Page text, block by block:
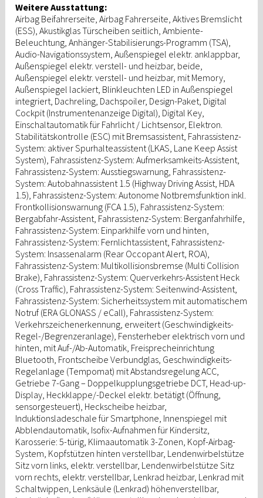
Weitere Ausstattung:
Airbag Beifahrerseite, Airbag Fahrerseite, Aktives Bremslicht
(ESS), Akustikglas Türscheiben seitlich, Ambiente-
Beleuchtung, Anhänger-Stabilisierungs-Programm (TSA),
Audio-Navigationssystem, Außenspiegel elektr. anklappbar,
Außenspiegel elektr. verstell- und heizbar, beide,
Außenspiegel elektr. verstell- und heizbar, mit Memory,
Außenspiegel lackiert, Blinkleuchten LED in Außenspiegel
integriert, Dachreling, Dachspoiler, Design-Paket, Digital
Cockpit (Instrumentenanzeige Digital), Digital Key,
Einschaltautomatik für Fahrlicht / Lichtsensor, Elektron.
Stabilitätskontrolle (ESC) mit Bremsassistent, Fahrassistenz-
System: aktiver Spurhalteassistent (LKAS, Lane Keep Assist
System), Fahrassistenz-System: Aufmerksamkeits-Assistent,
Fahrassistenz-System: Ausstiegswarnung, Fahrassistenz-
System: Autobahnassistent 1.5 (Highway Driving Assist, HDA
1.5), Fahrassistenz-System: Autonome Notbremsfunktion inkl.
Frontkollisionswarnung (FCA 1.5), Fahrassistenz-System:
Bergabfahr-Assistent, Fahrassistenz-System: Berganfahrhilfe,
Fahrassistenz-System: Einparkhilfe vorn und hinten,
Fahrassistenz-System: Fernlichtassistent, Fahrassistenz-
System: Insassenalarm (Rear Occopant Alert, ROA),
Fahrassistenz-System: Multikollisionsbremse (Multi Collision
Brake), Fahrassistenz-System: Querverkehrs-Assistent Heck
(Cross Traffic), Fahrassistenz-System: Seitenwind-Assistent,
Fahrassistenz-System: Sicherheitssystem mit automatischem
Notruf (ERA GLONASS / eCall), Fahrassistenz-System:
Verkehrszeichenerkennung, erweitert (Geschwindigkeits-
Regel-/Begrenzeranlage), Fensterheber elektrisch vorn und
hinten, mit Auf-/Ab-Automatik, Freisprecheinrichtung
Bluetooth, Frontscheibe Verbundglas, Geschwindigkeits-
Regelanlage (Tempomat) mit Abstandsregelung ACC,
Getriebe 7-Gang – Doppelkupplungsgetriebe DCT, Head-up-
Display, Heckklappe/-Deckel elektr. betätigt (Öffnung,
sensorgesteuert), Heckscheibe heizbar,
Induktionsladeschale für Smartphone, Innenspiegel mit
Abblendautomatik, Isofix-Aufnahmen für Kindersitz,
Karosserie: 5-türig, Klimaautomatik 3-Zonen, Kopf-Airbag-
System, Kopfstützen hinten verstellbar, Lendenwirbelstütze
Sitz vorn links, elektr. verstellbar, Lendenwirbelstütze Sitz
vorn rechts, elektr. verstellbar, Lenkrad heizbar, Lenkrad mit
Schaltwippen, Lenksäule (Lenkrad) höhenverstellbar,